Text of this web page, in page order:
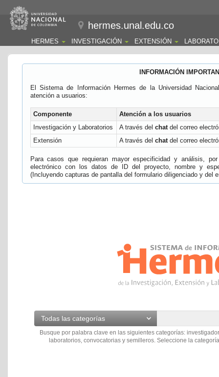
hermes.unal.edu.co
HERMES INVESTIGACIÓN EXTENSIÓN
INFORMACIÓN
El Sistema de Información Hermes de la Universidad
atención a usuarios:
Componente
Atención a los usuarios
Investigación y Laboratorios
A través del chatdel correo
Extensión
A través del chatdel correo
Para casos que requieran mayor especificidad y análisis,
electrónico con los datos de ID del proyecto, nombre y
(Incluyendo capturas de pantalla del formulario diligenciado y del
Todas las categorías
Busque por palabra clave en las siguientes categorías:
laboratorios, convocatorias y semilleros. Seleccione la